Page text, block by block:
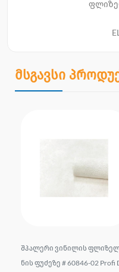
მსგავსი
შპალერი ვინილის
ნის ფუძეზე # 60846-02 Profi